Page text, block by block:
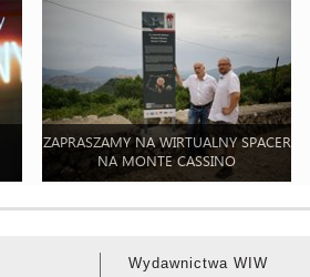
ZAPRASZAMY NA WIRTUALNY SPACER
NA MONTE CASSINO
Wydawnictwa WIW